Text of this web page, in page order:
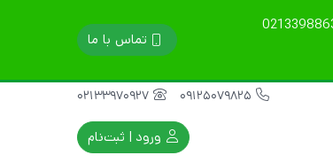
روزه دارند. قیمت ها آپدیت است. نوع ارسال را در توضیحات بنویسید. مشاوره فنی، خرید و پشتیبانی کالاها 02133988635
تماس با ما